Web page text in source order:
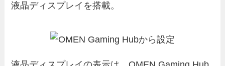
液晶ディスプレイを搭載。